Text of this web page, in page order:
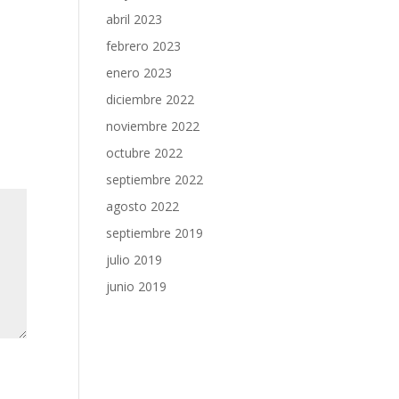
abril 2023
febrero 2023
enero 2023
diciembre 2022
noviembre 2022
octubre 2022
septiembre 2022
agosto 2022
septiembre 2019
julio 2019
junio 2019